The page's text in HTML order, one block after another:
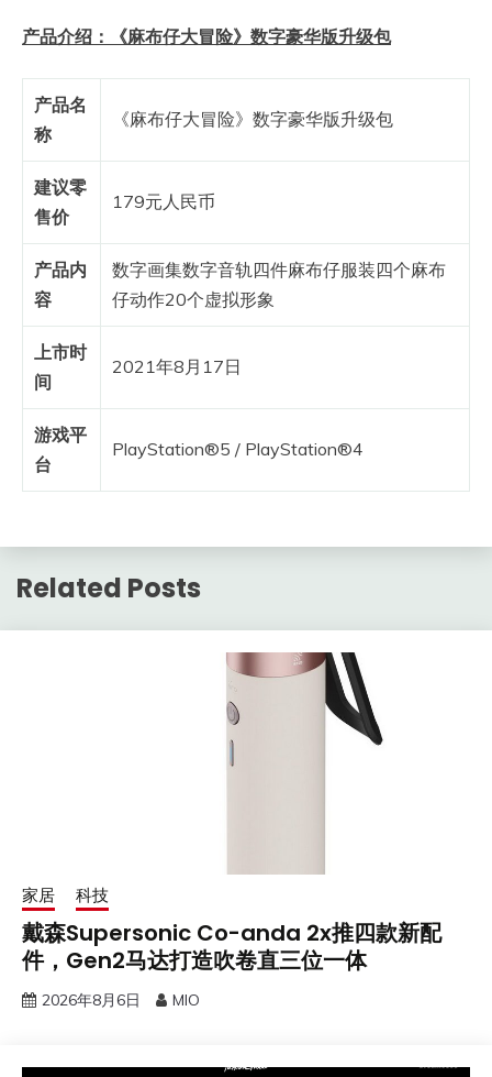
产品介绍：《麻布仔大冒险》数字豪华版升级包
产品名
称
《麻布仔大冒险》数字豪华版升级包
建议零
售价
179元人民币
产品内
容
数字画集数字音轨四件麻布仔服装四个麻布
仔动作20个虚拟形象
上市时
间
2021年8月17日
游戏平
台
PlayStation®5 / PlayStation®4
Related Posts
家居 科技
戴森Supersonic Co-anda 2x推四款新配
件，Gen2马达打造吹卷直三位一体
2026年8月6日 MIO